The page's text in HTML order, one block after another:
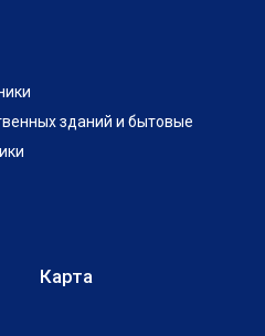
зданий и бытовые
Карта